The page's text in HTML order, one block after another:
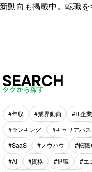
動向も掲載中。転職
年収 業界動向 IT企業
ランキング
キャリアパス
SaaS
ノウハウ 転職
AI
資格 退職 エ